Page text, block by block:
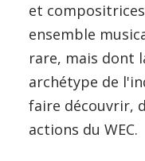
et
ensemble
rare, mais dont
archétype de
faire découvrir,
actions du WEC.